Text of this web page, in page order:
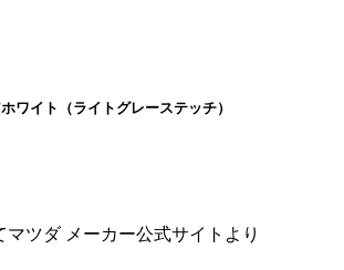
ワイト（ライトグレーステッチ）
ツダ メーカー公式サイトより